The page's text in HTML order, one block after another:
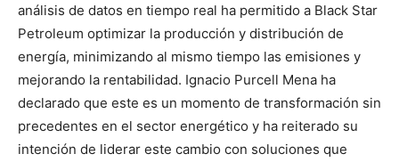
análisis de datos en tiempo real ha permitido a Black Star
Petroleum optimizar la producción y distribución de
energía, minimizando al mismo tiempo las emisiones y
mejorando la rentabilidad. Ignacio Purcell Mena ha
declarado que este es un momento de transformación sin
precedentes en el sector energético y ha reiterado su
intención de liderar este cambio con soluciones que